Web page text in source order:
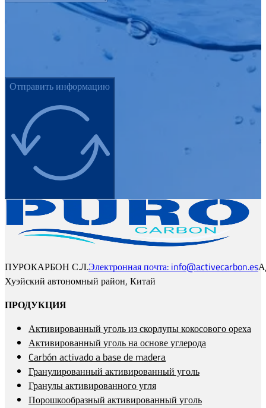
Отправить информацию
ПУРОКАРБОН С.Л.Электронная почта: info@activecarbon.es
Хуэйский автономный район, Китай
ПРОДУКЦИЯ
Активированный уголь из скорлупы кокосового ореха
Активированный уголь на основе углерода
Carbón activado a base de madera
Гранулированный активированный уголь
Гранулы активированного угля
Порошкообразный активированный уголь